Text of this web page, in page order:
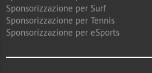
Sponsorizzazione per Surf
Sponsorizzazione per Tennis
Sponsorizzazione per eSports